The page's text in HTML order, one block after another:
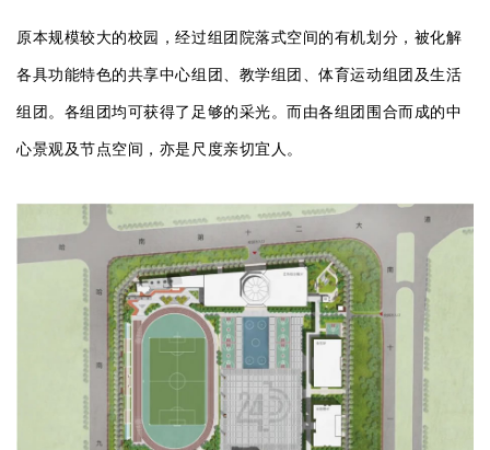
原本规模较大的校园，经过组团院落式空间的有机划分，被化解
各具功能特色的共享中心组团、教学组团、体育运动组团及生活
组团。各组团均可获得了足够的采光。而由各组团围合而成的中
心景观及节点空间，亦是尺度亲切宜人。